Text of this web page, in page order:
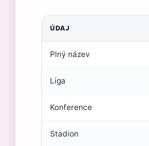
ÚDAJ
Plný název
Liga
Konference
Stadion